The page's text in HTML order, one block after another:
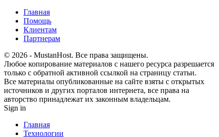
Главная
Помощь
Клиентам
Партнерам
© 2026 - MustanHost. Все права защищены.
Любое копирование материалов с нашего ресурса разрешается
только с обратной активной ссылкой на страницу статьи.
Все материалы опубликованные на сайте взяты с открытых
источников и других порталов интернета, все права на
авторство принадлежат их законным владельцам.
Sign in
Главная
Технологии